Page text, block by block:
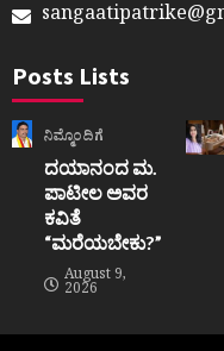
Posts Lists
ನಿಮ್ಮೊಂದಿಗೆ
ದಯಾನಂದ ಮ.
ಪಾಟೀಲ ಅವರ
ಕವಿತೆ
“ಮರೆಯಬೇಕು?”
August 9,
2026